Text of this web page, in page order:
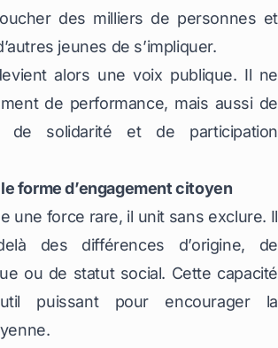
des milliers de personnes et
jeunes de s’impliquer.
alors une voix publique. Il ne
de performance, mais aussi de
de solidarité et de participation
forme d’engagement citoyen
une force rare, il unit sans exclure. Il
des différences d’origine, de
ou de statut social. Cette capacité
puissant pour encourager la